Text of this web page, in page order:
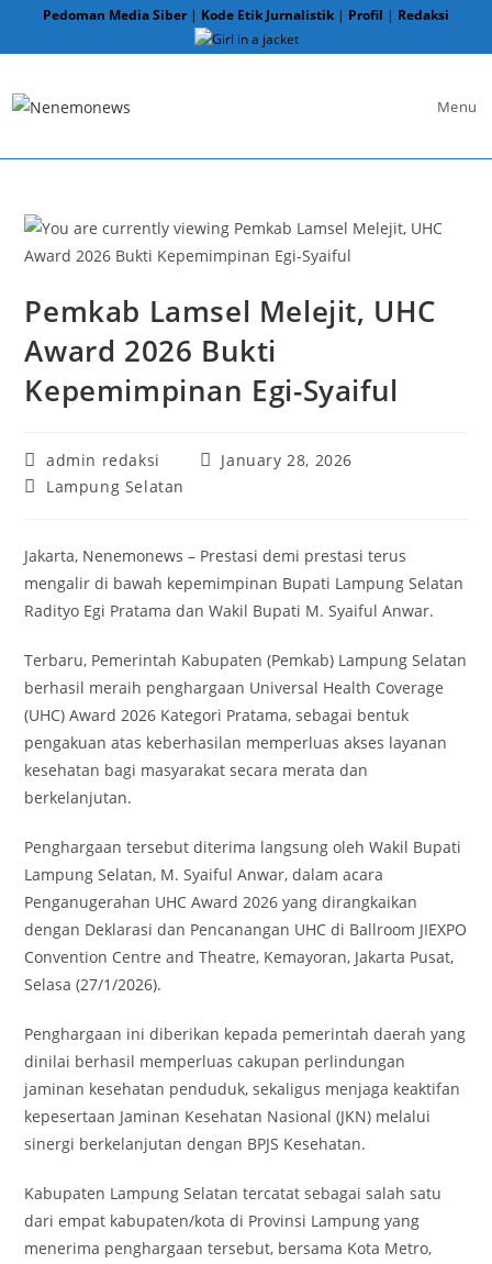
Pedoman Media Siber| Kode Etik Jurnalistik | Profil | Redaksi
Menu
Pemkab Lamsel Melejit, UHC
Award 2026 Bukti
Kepemimpinan Egi-Syaiful
Post
author:
admin redaksi
PostJanuary 28, 2026
PostLampung Selatan
Jakarta, Nenemonews – Prestasi demi prestasi terus
mengalir di bawah kepemimpinan Bupati Lampung Selatan
Radityo Egi Pratama dan Wakil Bupati M. Syaiful Anwar.
Terbaru, Pemerintah Kabupaten (Pemkab) Lampung Selatan
berhasil meraih penghargaan Universal Health Coverage
(UHC) Award 2026 Kategori Pratama, sebagai bentuk
pengakuan atas keberhasilan memperluas akses layanan
kesehatan bagi masyarakat secara merata dan
berkelanjutan.
Penghargaan tersebut diterima langsung oleh Wakil Bupati
Lampung Selatan, M. Syaiful Anwar, dalam acara
Penganugerahan UHC Award 2026 yang dirangkaikan
dengan Deklarasi dan Pencanangan UHC di Ballroom JIEXPO
Convention Centre and Theatre, Kemayoran, Jakarta Pusat,
Selasa (27/1/2026).
Penghargaan ini diberikan kepada pemerintah daerah yang
dinilai berhasil memperluas cakupan perlindungan
jaminan kesehatan penduduk, sekaligus menjaga keaktifan
kepesertaan Jaminan Kesehatan Nasional (JKN) melalui
sinergi berkelanjutan dengan BPJS Kesehatan.
Kabupaten Lampung Selatan tercatat sebagai salah satu
dari empat kabupaten/kota di Provinsi Lampung yang
menerima penghargaan tersebut, bersama Kota Metro,